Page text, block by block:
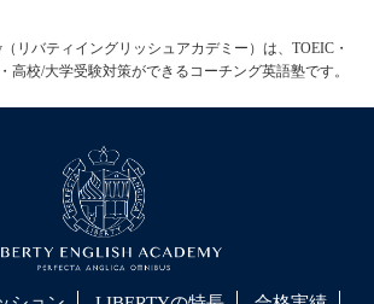
（リバティイングリッシュアカデミー）は、TOEIC・
高校/大学受験対策ができるコーチング英語塾です。